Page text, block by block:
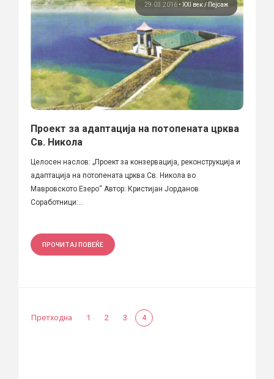
29.03.2016 • XXI век Пејсаж
Проект за адаптација на потопената црква
Св. Никола
Целосен наслов: „Проект за конзервација, реконструкција и
адаптација на потопената црква Св. Никола во
Мавровското Езеро“ Автор: Кристијан Јорданов
Соработници:...
ПРОЧИТАЈ ПОВЕЌЕ
Претходна 1 2 3 4